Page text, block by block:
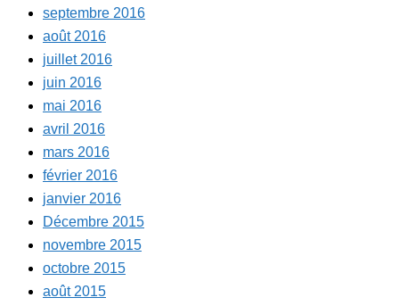
septembre 2016
août 2016
juillet 2016
juin 2016
mai 2016
avril 2016
mars 2016
février 2016
janvier 2016
Décembre 2015
novembre 2015
octobre 2015
août 2015